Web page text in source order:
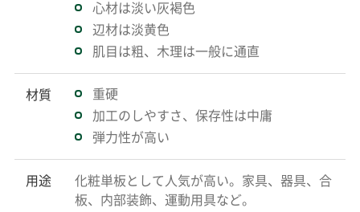
心材は淡い灰褐色
辺材は淡黄色
肌目は粗、木理は一般に通直
材質
重硬
加工のしやすさ、保存性は中庸
弾力性が高い
用途
化粧単板として人気が高い。家具、器具、合
板、内部装飾、運動用具など。